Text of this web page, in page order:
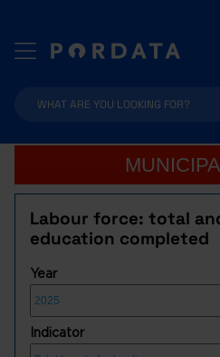
Labour force: total
education completed
Year
Indicator